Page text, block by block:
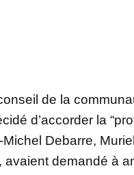
de la
d’accorder la
Debarre,
avaient demandé à